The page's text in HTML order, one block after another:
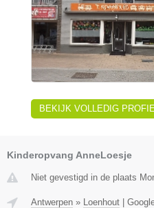
BEKIJK VOLLEDIG
Kinderopvang AnneLoesje
Niet gevestigd in de plaats
Antwerpen » Loenhout |